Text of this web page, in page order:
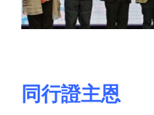
同行證主恩